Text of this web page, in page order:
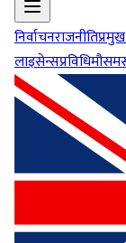
निर्वाचनराजनीति
लाइसेन्सप्रविधिमौसम